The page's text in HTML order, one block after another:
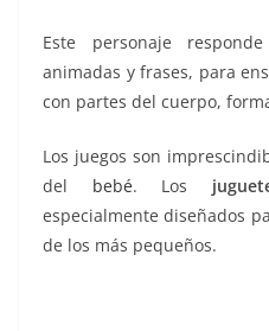
Este personaje
animadas y frases, para
con partes del cuerpo,
Los juegos son
del bebé. Los
especialmente diseñados
de los más pequeños.